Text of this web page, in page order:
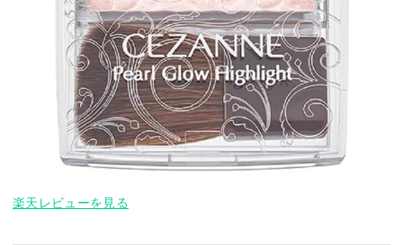
楽天レビューを見る